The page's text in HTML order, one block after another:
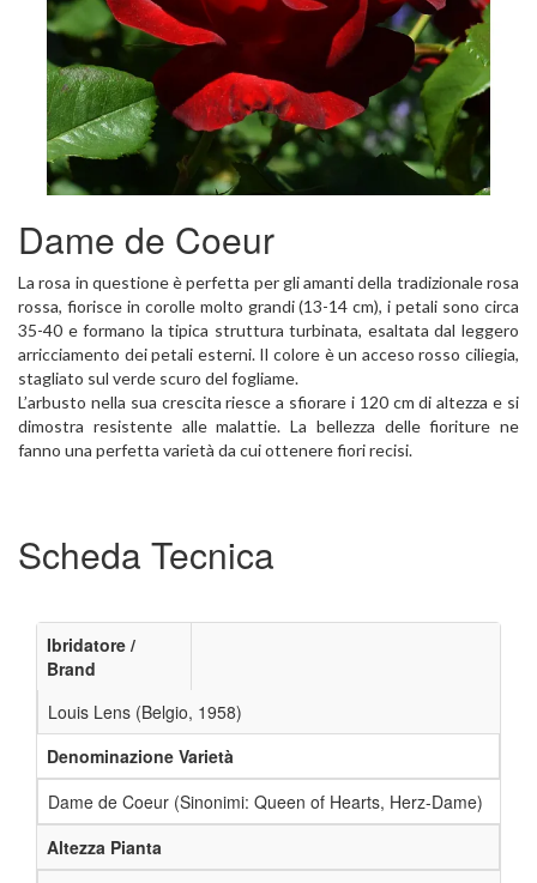
Dame de Coeur
La rosa in questione è perfetta per gli amanti della tradizionale rosa
rossa, fiorisce in corolle molto grandi (13-14 cm), i petali sono circa
35-40 e formano la tipica struttura turbinata, esaltata dal leggero
arricciamento dei petali esterni. Il colore è un acceso rosso ciliegia,
stagliato sul verde scuro del fogliame.
L’arbusto nella sua crescita riesce a sfiorare i 120 cm di altezza e si
dimostra resistente alle malattie. La bellezza delle fioriture ne
fanno una perfetta varietà da cui ottenere fiori recisi.
Scheda Tecnica
Ibridatore /
Brand
Louis Lens (Belgio, 1958)
Denominazione Varietà
Dame de Coeur (Sinonimi: Queen of Hearts, Herz-Dame)
Altezza Pianta